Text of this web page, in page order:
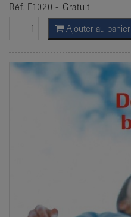
Réf. F1020 - Gratuit
Ajouter au panier